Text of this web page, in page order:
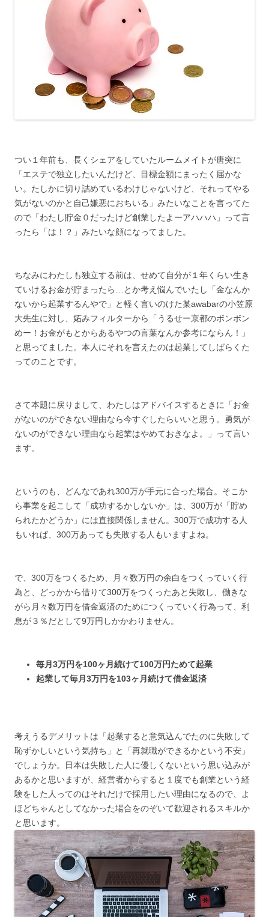
つい１年前も、長くシェアをしていたルームメイトが唐突に
「エステで独立したいんだけど、目標金額にまったく届かな
い。たしかに切り詰めているわけじゃないけど、それってやる
気がないのかと自己嫌悪におちいる」みたいなことを言ってた
ので「わたし貯金０だったけど創業したよーアハハハ」って言
ったら「は！？」みたいな顔になってました。
ちなみにわたしも独立する前は、せめて自分が１年くらい生き
ていけるお金が貯まったら…とか考え悩んでいたし「金なんか
ないから起業するんやで」と軽く言いのけた某awabarの小笠原
大先生に対し、妬みフィルターから「うるせー京都のボンボン
めー！お金がもとからあるやつの言葉なんか参考にならん！」
と思ってました。本人にそれを言えたのは起業してしばらくた
ってのことです。
さて本題に戻りまして、わたしはアドバイスするときに「お金
がないのができない理由なら今すぐしたらいいと思う。勇気が
ないのができない理由なら起業はやめておきなよ。」って言い
ます。
というのも、どんなであれ300万が手元に合った場合。そこか
ら事業を起こして「成功するかしないか」は、300万が「貯め
られたかどうか」には直接関係しません。300万で成功する人
もいれば、300万あっても失敗する人もいますよね。
で、300万をつくるため、月々数万円の余白をつくっていく行
為と、どっかから借りて300万をつくったあと失敗し、働きな
がら月々数万円を借金返済のためにつくっていく行為って、利
息が３％だとして9万円しかかわりません。
毎月3万円を100ヶ月続けて100万円ためて起業
起業して毎月3万円を103ヶ月続けて借金返済
考えうるデメリットは「起業すると意気込んでたのに失敗して
恥ずかしいという気持ち」と「再就職ができるかという不安」
でしょうか。日本は失敗した人に優しくないという思い込みが
あるかと思いますが、経営者からすると１度でも創業という経
験をした人ってのはそれだけで採用したい理由になるので、よ
ほどちゃんとしてなかった場合をのぞいて歓迎されるスキルか
と思います。